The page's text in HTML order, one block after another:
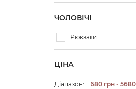
ЧОЛОВІЧІ
Рюкзаки
ЦІНА
Діапазон: 680 грн - 5680